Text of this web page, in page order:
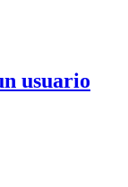
usuario